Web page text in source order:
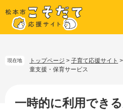
現在地 トップページ > 子育て応援サイト >
童支援・保育サービス
一時的に利用でき